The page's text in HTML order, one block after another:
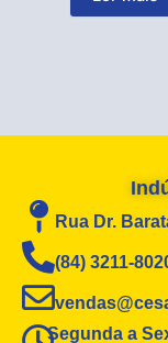
Rua Dr.
(84) 3211-
Segunda a